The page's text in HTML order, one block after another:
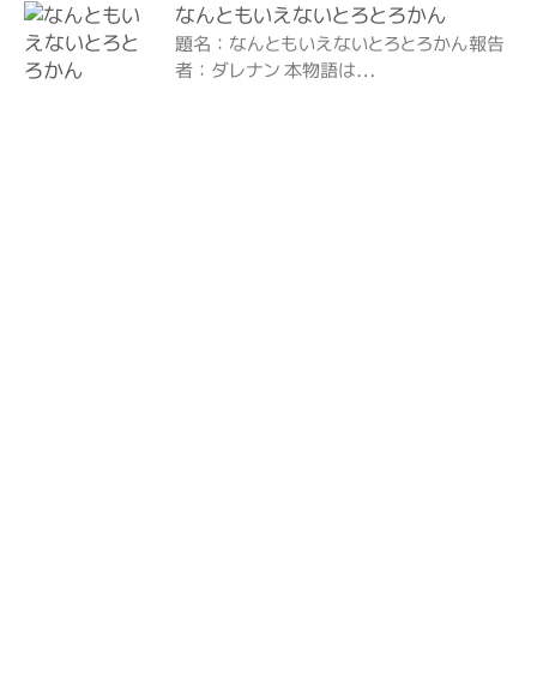
なんともいえないとろとろかん
題名：なんともいえないとろとろかん報告
者：ダレナン 本物語は…